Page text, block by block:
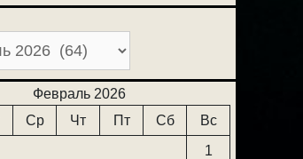
Февраль 2026
Ср Чт Пт Сб
Вс
1